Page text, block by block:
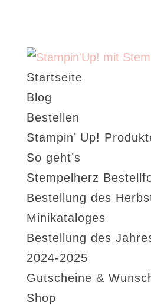
Startseite
Blog
Bestellen
Stampin’ Up!
So geht’s
Stempelherz
Bestellung des
Minikataloges
Bestellung des
2024-2025
Gutscheine &
Shop